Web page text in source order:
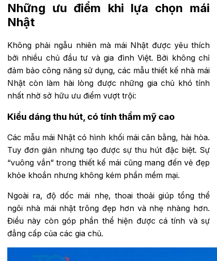
Những ưu điểm khi lựa chọn mái
Nhật
Không phải ngẫu nhiên mà mái Nhật được yêu thích
bởi nhiều chủ đầu tư và gia đình Việt. Bởi không chỉ
đảm bảo công năng sử dụng, các mẫu thiết kế nhà mái
Nhật còn làm hài lòng được những gia chủ khó tính
nhất nhờ sở hữu ưu điểm vượt trội:
Kiểu dáng thu hút, có tính thẩm mỹ cao
Các mẫu mái Nhật có hình khối mái cân bằng, hài hòa.
Tuy đơn giản nhưng tạo được sự thu hút đặc biệt. Sự
“vuông vắn” trong thiết kế mái cũng mang đến vẻ đẹp
khỏe khoắn nhưng không kém phần mềm mại.
Ngoài ra, độ dốc mái nhẹ, thoai thoải giúp tổng thể
ngôi nhà mái nhật trông đẹp hơn và nhẹ nhàng hơn.
Điều này còn góp phần thể hiện được cá tính và sự
đẳng cấp của các gia chủ.